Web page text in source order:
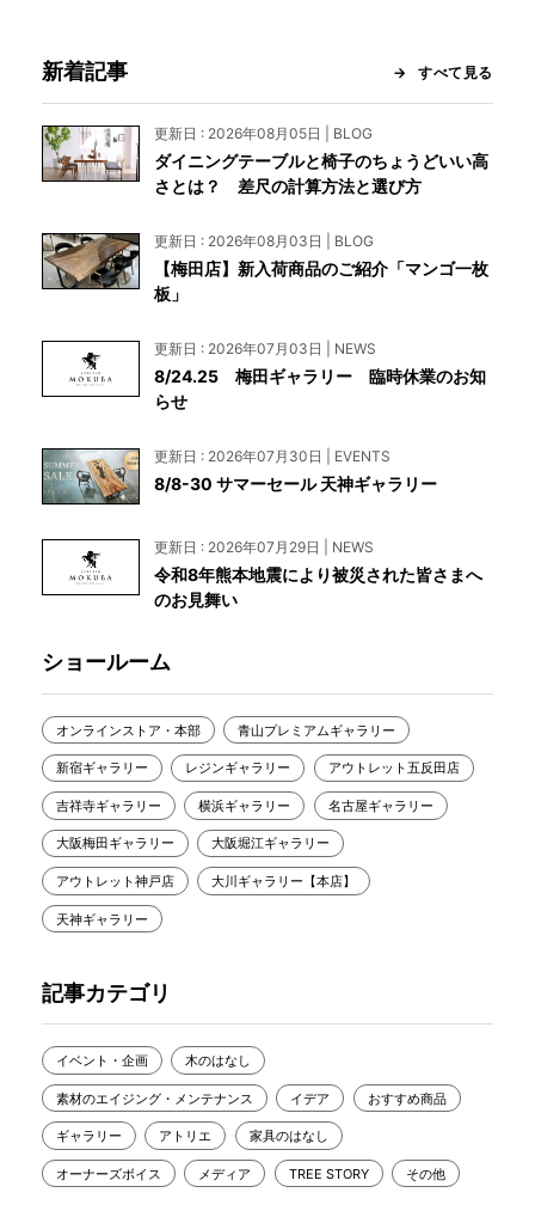
新着記事 すべて見る
更新日 : 2026年08月05日 | BLOG
ダイニングテーブルと椅子のちょうどいい高
さとは？ 差尺の計算方法と選び方
更新日 : 2026年08月03日 | BLOG
【梅田店】新入荷商品のご紹介「マンゴ一枚
板」
更新日 : 2026年07月03日 | NEWS
8/24.25 梅田ギャラリー 臨時休業のお知
らせ
更新日 : 2026年07月30日 | EVENTS
8/8-30 サマーセール 天神ギャラリー
更新日 : 2026年07月29日 | NEWS
令和8年熊本地震により被災された皆さまへ
のお見舞い
ショールーム
オンラインストア・本部 青山プレミアムギャラリー
新宿ギャラリー レジンギャラリー アウトレット五反田店
吉祥寺ギャラリー 横浜ギャラリー 名古屋ギャラリー
大阪梅田ギャラリー 大阪堀江ギャラリー
アウトレット神戸店 大川ギャラリー【本店】
天神ギャラリー
記事カテゴリ
イベント・企画 木のはなし
素材のエイジング・メンテナンス イデア おすすめ商品
ギャラリー アトリエ 家具のはなし
オーナーズボイス メディア TREE STORY その他